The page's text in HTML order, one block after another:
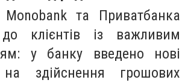
Monobank та Приватбанка
до клієнтів із важливим
у банку введено нові
здійснення грошових